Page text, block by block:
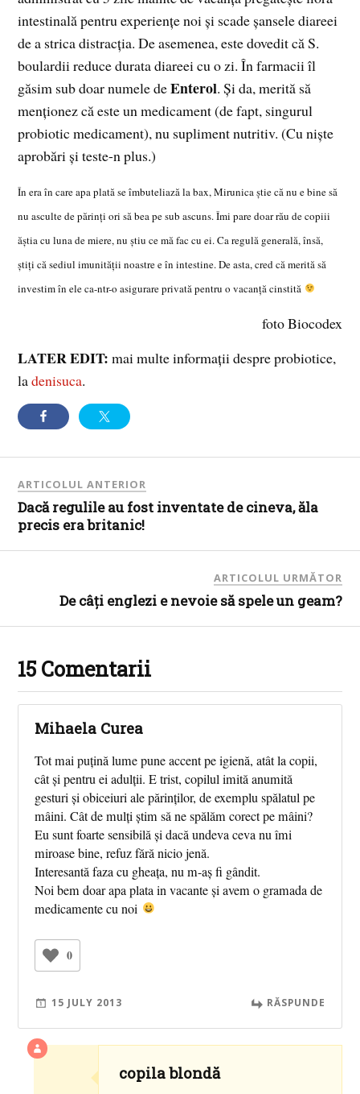
intestinală pentru experienţe noi şi scade şansele diareei
de a strica distracţia. De asemenea, este dovedit că S.
boulardii reduce durata diareei cu o zi. În farmacii îl
găsim sub doar numele deEnterol. Şi da, merită să
menţionez că este un medicament (de fapt, singurul
probiotic medicament), nu supliment nutritiv. (Cu nişte
aprobări şi teste-n plus.)
În era în care apa plată se îmbuteliază la bax, Mirunica ştie că nu e bine să
nu asculte de părinţi ori să bea pe sub ascuns. Îmi pare doar rău de copiii
ăştia cu luna de miere, nu ştiu ce mă fac cu ei. Ca regulă generală, însă,
ştiţi că sediul imunităţii noastre e în intestine. De asta, cred că merită să
investim în ele ca-ntr-o asigurare privată pentru o vacanţă cinstită
foto Biocodex
LATER EDIT: mai multe informaţii despre probiotice,
ladenisuca.
ARTICOLUL ANTERIOR
Dacă regulile au fost inventate de cineva, ăla
precis era britanic!
ARTICOLUL URMĂTOR
De câţi englezi e nevoie să spele un geam?
15 Comentarii
Mihaela Curea
Tot mai puțină lume pune accent pe igienă, atât la copii,
cât și pentru ei adulții. E trist, copilul imită anumită
gesturi și obiceiuri ale părinților, de exemplu spălatul pe
mâini. Cât de mulți știm să ne spălăm corect pe mâini?
Eu sunt foarte sensibilă și dacă undeva ceva nu îmi
miroase bine, refuz fără nicio jenă.
Interesantă faza cu gheața, nu m-aș fi gândit.
Noi bem doar apa plata in vacante și avem o gramada de
medicamente cu noi
0
15 JULY 2013 RĂSPUNDE
copila blondă